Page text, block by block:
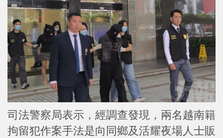
司法警察局表示，經調查發現，兩名越南籍
拘留犯作案手法是向同鄉及活耀夜場人士販